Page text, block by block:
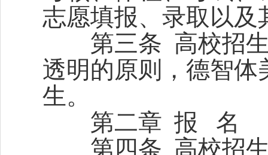
志愿填报、录取以及
第三条 高校招生
透明的原则，德智
生。
第二章 报 名
第四条 高校招生